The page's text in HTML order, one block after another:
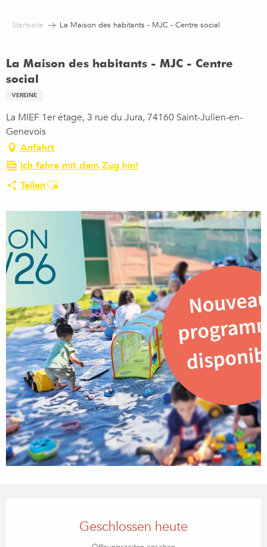
Startseite La Maison des habitants - MJC - Centre social
La Maison des habitants - MJC - Centre
social
VEREINE
La MIEF 1er étage, 3 rue du Jura, 74160 Saint-Julien-en-
Genevois
Anfahrt
Ich fahre mit dem Zug hin!
TeilenAjouter aux favoris
Geschlossen heute